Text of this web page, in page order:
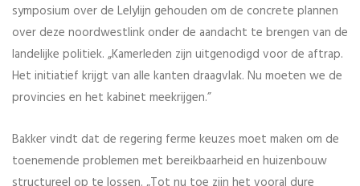
symposium over de Lelylijn gehouden om de concrete plannen
over deze noordwestlink onder de aandacht te brengen van de
landelijke politiek. „Kamerleden zijn uitgenodigd voor de aftrap.
Het initiatief krijgt van alle kanten draagvlak. Nu moeten we de
provincies en het kabinet meekrijgen.”
Bakker vindt dat de regering ferme keuzes moet maken om de
toenemende problemen met bereikbaarheid en huizenbouw